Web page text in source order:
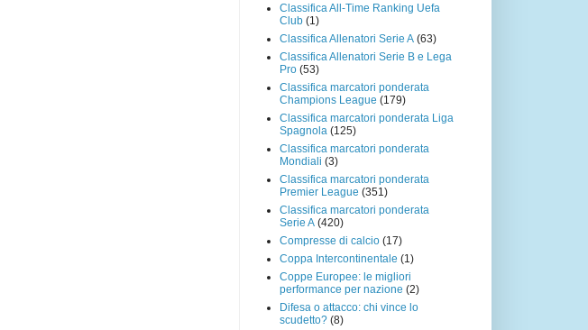
Classifica All-Time Ranking Uefa
Club (1)
Classifica Allenatori Serie A (63)
Classifica Allenatori Serie B e Lega
Pro (53)
Classifica marcatori ponderata
Champions League (179)
Classifica marcatori ponderata Liga
Spagnola (125)
Classifica marcatori ponderata
Mondiali (3)
Classifica marcatori ponderata
Premier League (351)
Classifica marcatori ponderata
Serie A (420)
Compresse di calcio (17)
Coppa Intercontinentale (1)
Coppe Europee: le migliori
performance per nazione (2)
Difesa o attacco: chi vince lo
scudetto? (8)